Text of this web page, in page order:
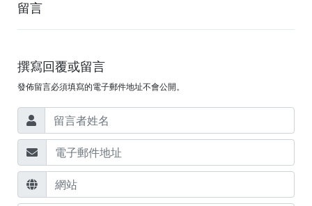
留言
撰寫回覆或留言
發佈留言必須填寫的電子郵件地址不會公開。